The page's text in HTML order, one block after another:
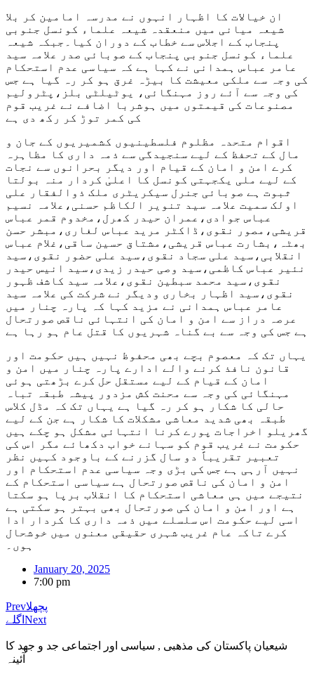
ان خیالات کا اظہار انہوں نے مدرسہ امامین کر بلا
شیعہ میانی میں منعقدہ شیعہ علماء کونسل جنوبی
پنجاب کے اجلاس سے خطاب کے دوران کیا۔جبکہ شیعہ
علماء کونسل جنوبی پنجاب کے صوبائی صدر علامہ سید
عامر عباس ہمدانی نے کہا ہے کہ سیاسی عدم استحکام
کی وجہ سے ملکی معیشت کا بیڑہ غرق ہو کر رہ گیا ہے جس
کی وجہ سے آئے روز مہنگائی، یوٹیلٹی بلز،پٹرولیم
مصنوعات کی قیمتوں میں ہوشربا اضافے نے غریب قوم
کی کمر توڑ کر رکھ دی ہے
اقوام متحدہ مظلوم فلسطینیوں کشمیریوں کے جان و
مال کے تحفظ کے لیے سنجیدگی سے ذمہ داری کا مظاہرہ
کرے امن و امان کے قیام اور دیگر بحرانوں سے نجات
کے لیے ملی یکجہتی کونسل کا اعلیٰ کردار منہ بولتا
ثبوت ہے صوبائی جنرل سیکریٹری ملک ذوالفقار علی
اولک سمیت علامہ سید تنویر الکاظم حسنی،علامہ نسیم
عباس جوادی،عمران حیدر کھرل،مخدوم قمر عباس
قریشی،مصور نقوی،ڈاکٹر مرید عباس لغاری،مبشر حسن
بھٹہ،بشارت عباس قریشی،مشتاق حسین ساقی،غلام عباس
انقلابی،سید علی سجاد نقوی،سید علی حضور نقوی،سید
نئیر عباس کاظمی،سید وصی حیدر زیدی،سید انیس حیدر
نقوی،سید محمد سبطین نقوی،علامہ سید کاشف ظہور
نقوی،سید اظہار بخاری ودیگر نے شرکت کی علامہ سید
عامر عباس ہمدانی نے مزید کہا کہ پارہ چنار میں
عرصہ دراز سے امن و امان کی انتہائی ناقص صورتحال
ہے جس کی وجہ سے بے گناہ شہریوں کا قتل عام ہو رہا ہے
یہاں تک کہ معصوم بچے بھی محفوظ نہیں ہیں حکومت اور
قانون نافذ کرنے والے ادارے پارہ چنار میں امن و
امان کے قیام کے لیے مستقل حل کرے بڑھتی ہوئی
مہنگائی کی وجہ سے محنت کش مزدور پیشہ طبقہ تباہ
حالی کا شکار ہو کر رہ گیا ہے یہاں تک کہ مڈل کلاس
طبقہ بھی شدید معاشی مشکلات کا شکار ہے جن کے لیے
گھریلو اخراجات پورے کرنا انتہائی مشکل ہو چکے ہیں
حکومت نے غریب قوم کو سہانے خواب دکھائے مگر اس کی
تعبیر تقریباً دو سال گزرنے کے باوجود کہیں نظر
نہیں آرہی ہے جس کی بڑی وجہ سیاسی عدم استحکام اور
امن و امان کی ناقص صورتحال ہے سیاسی استحکام کے
نتیجے میں ہی معاشی استحکام کا انقلاب برپا ہو سکتا
ہے اور امن و امان کی صورتحال بھی بہتر ہو سکتی ہے
اسی لیے حکومت اس سلسلے میں ذمہ داری کا کردار ادا
کرے تاکہ عام غریب شہری حقیقی معنوں میں خوشحال
ہوں۔
January 20, 2025
7:00 pm
Prevپچھلا
اگلے Next
شیعیان پاکستان کی مذهبی , سیاسی اور اجتماعی جد و جهد کا
آئینہ